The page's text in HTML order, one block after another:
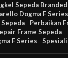
Sepeda
Dogma F Series
Perbaikan
Frame Sepeda
F Series